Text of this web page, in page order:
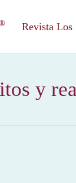
Revista Los
y